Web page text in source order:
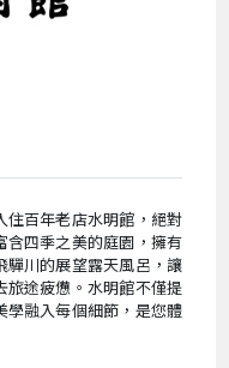
住百年老店水明館，絕對
含四季之美的庭園，擁有
驒川的展望露天風呂，讓
旅途疲憊。水明館不僅提
學融入每個細節，是您體